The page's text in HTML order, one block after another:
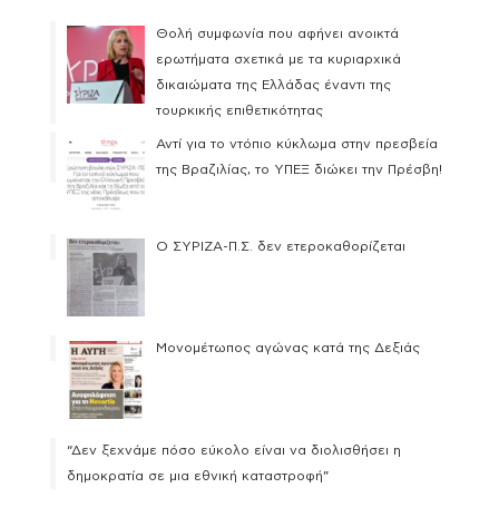
Θολή συμφωνία που αφήνει ανοικτά
ερωτήματα σχετικά με τα κυριαρχικά
δικαιώματα της Ελλάδας έναντι της
τουρκικής επιθετικότητας
Αντί για το ντόπιο κύκλωμα στην πρεσβεία
της Βραζιλίας, το ΥΠΕΞ διώκει την Πρέσβη!
Ο ΣΥΡΙΖΑ-Π.Σ. δεν ετεροκαθορίζεται
Μονομέτωπος αγώνας κατά της Δεξιάς
“Δεν ξεχνάμε πόσο εύκολο είναι να διολισθήσει η
δημοκρατία σε μια εθνική καταστροφή”